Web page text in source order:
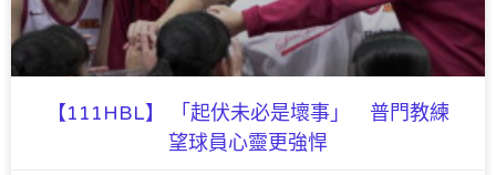
【111HBL】 「起伏未必是壞事」 普門教練
望球員心靈更強悍